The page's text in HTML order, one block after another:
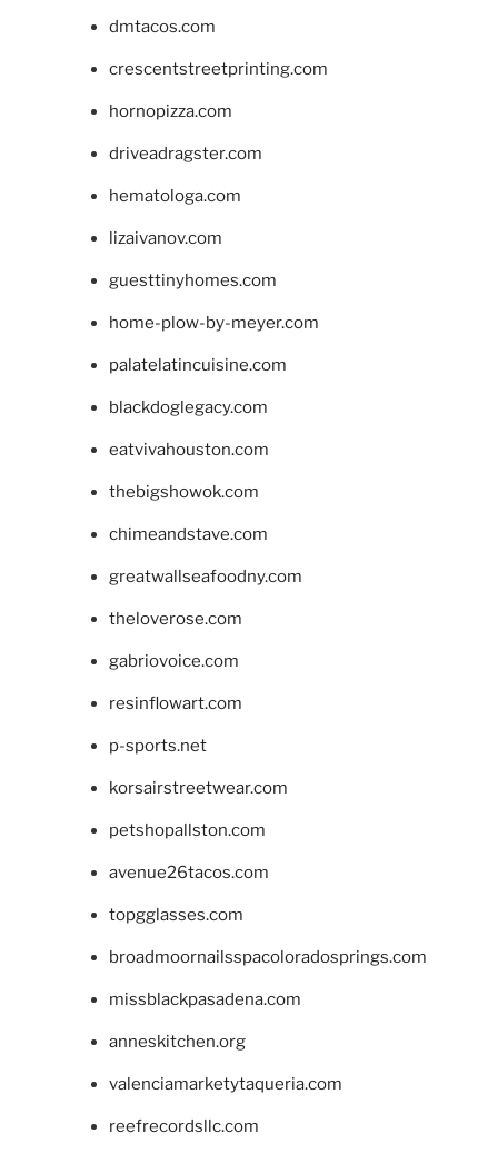
dmtacos.com
crescentstreetprinting.com
hornopizza.com
driveadragster.com
hematologa.com
lizaivanov.com
guesttinyhomes.com
home-plow-by-meyer.com
palatelatincuisine.com
blackdoglegacy.com
eatvivahouston.com
thebigshowok.com
chimeandstave.com
greatwallseafoodny.com
theloverose.com
gabriovoice.com
resinflowart.com
p-sports.net
korsairstreetwear.com
petshopallston.com
avenue26tacos.com
topgglasses.com
broadmoornailsspacoloradosprings.com
missblackpasadena.com
anneskitchen.org
valenciamarketytaqueria.com
reefrecordsllc.com